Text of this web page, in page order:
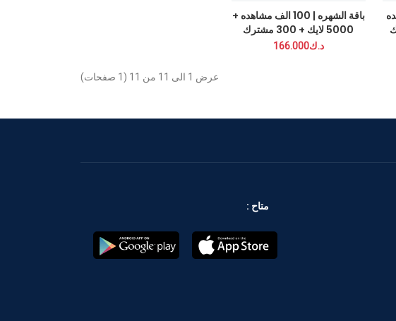
باقة الشهره | 100 الف مشاهده +
5000 لايك + 300 مشترك